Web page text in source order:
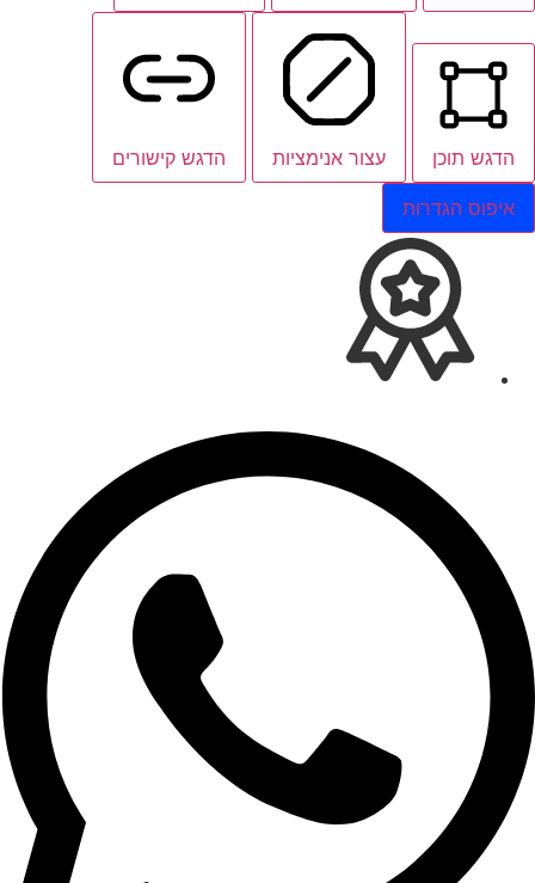
הדגש תוכן עצור אנימציות הדגש קישורים
איפוס הגדרות